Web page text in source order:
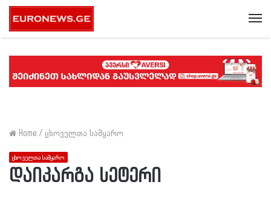
Home / ცხოველთა სამყარო
ცხოველთა სამყარო
დაიკარგა სეტერი